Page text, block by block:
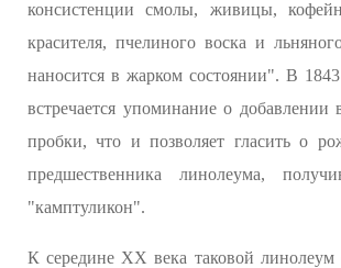
консистенции смолы, живицы,
красителя, пчелиного воска и
наносится в жарком состоянии". В
встречается упоминание о добавлении
пробки, что и позволяет гласить о
предшественника линолеума,
"камптуликон".
К середине XX века таковой линолеум